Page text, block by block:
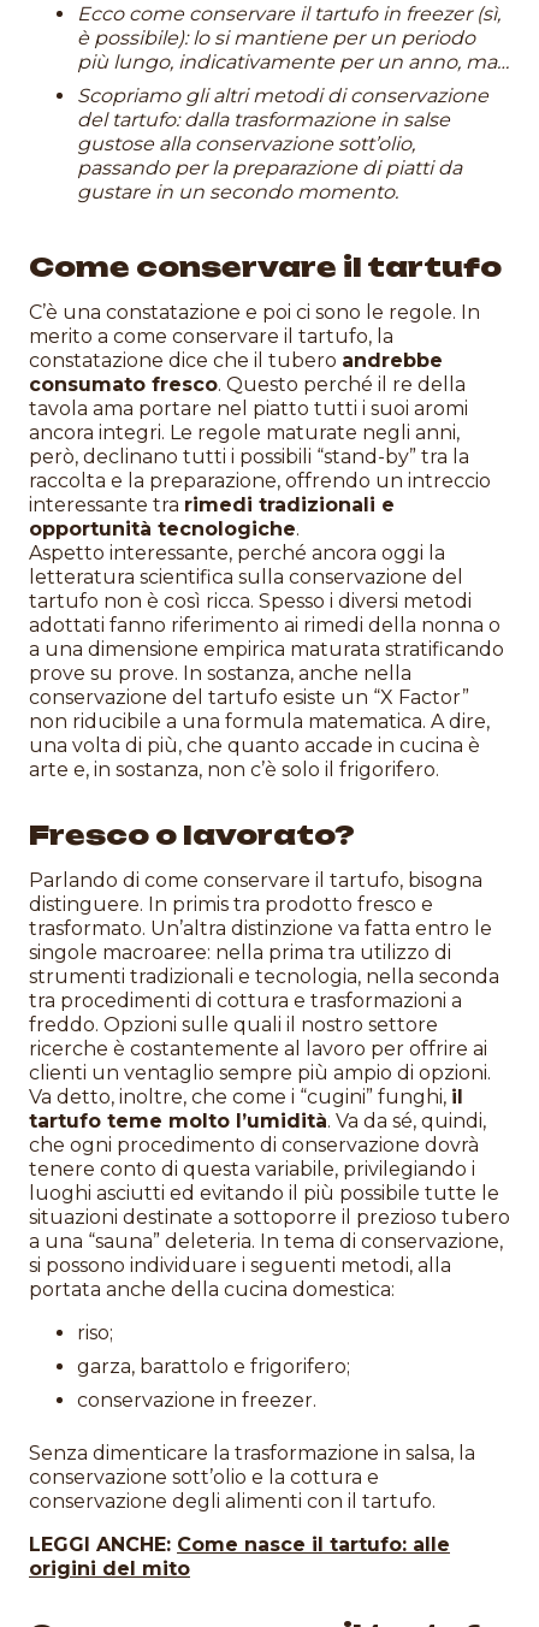
Ecco come conservare il tartufo in freezer (sì,
è possibile): lo si mantiene per un periodo
più lungo, indicativamente per un anno, ma…
Scopriamo gli altri metodi di conservazione
del tartufo: dalla trasformazione in salse
gustose alla conservazione sott’olio,
passando per la preparazione di piatti da
gustare in un secondo momento.
Come conservare il tartufo
C’è una constatazione e poi ci sono le regole. In
merito a come conservare il tartufo, la
constatazione dice che il tubero andrebbe
consumato fresco. Questo perché il re della
tavola ama portare nel piatto tutti i suoi aromi
ancora integri. Le regole maturate negli anni,
però, declinano tutti i possibili “stand-by” tra la
raccolta e la preparazione, offrendo un intreccio
interessante tra rimedi tradizionali e
opportunità tecnologiche.
Aspetto interessante, perché ancora oggi la
letteratura scientifica sulla conservazione del
tartufo non è così ricca. Spesso i diversi metodi
adottati fanno riferimento ai rimedi della nonna o
a una dimensione empirica maturata stratificando
prove su prove. In sostanza, anche nella
conservazione del tartufo esiste un “X Factor”
non riducibile a una formula matematica. A dire,
una volta di più, che quanto accade in cucina è
arte e, in sostanza, non c’è solo il frigorifero.
Fresco o lavorato?
Parlando di come conservare il tartufo, bisogna
distinguere. In primis tra prodotto fresco e
trasformato. Un’altra distinzione va fatta entro le
singole macroaree: nella prima tra utilizzo di
strumenti tradizionali e tecnologia, nella seconda
tra procedimenti di cottura e trasformazioni a
freddo. Opzioni sulle quali il nostro settore
ricerche è costantemente al lavoro per offrire ai
clienti un ventaglio sempre più ampio di opzioni.
Va detto, inoltre, che come i “cugini” funghi, il
tartufo teme molto l’umidità. Va da sé, quindi,
che ogni procedimento di conservazione dovrà
tenere conto di questa variabile, privilegiando i
luoghi asciutti ed evitando il più possibile tutte le
situazioni destinate a sottoporre il prezioso tubero
a una “sauna” deleteria. In tema di conservazione,
si possono individuare i seguenti metodi, alla
portata anche della cucina domestica:
riso;
garza, barattolo e frigorifero;
conservazione in freezer.
Senza dimenticare la trasformazione in salsa, la
conservazione sott’olio e la cottura e
conservazione degli alimenti con il tartufo.
LEGGI ANCHE: Come nasce il tartufo: alle
origini del mito